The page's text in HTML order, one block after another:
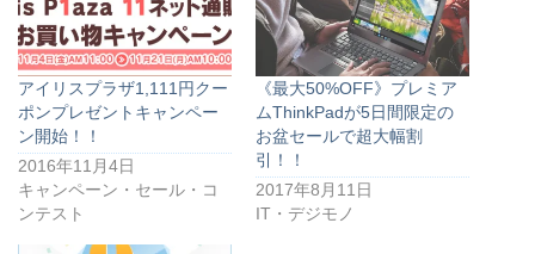
アイリスプラザ1,111円クー
ポンプレゼントキャンペー
ン開始！！
2016年11月4日
キャンペーン・セール・コ
ンテスト
《最大50%OFF》プレミア
ムThinkPadが5日間限定の
お盆セールで超大幅割
引！！
2017年8月11日
IT・デジモノ